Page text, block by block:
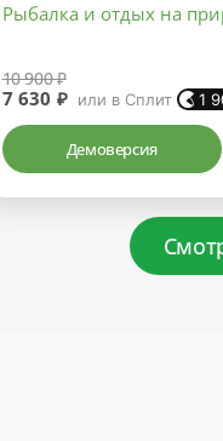
Рыбалка и отдых на
10 900 ₽
7 630 ₽ или в Сплит 1
Демоверсия